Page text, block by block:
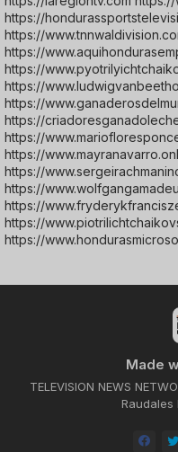
https://
https://
https://
https://
https://
https://
https://
https://
https://
https://
https://
https://
https://
https://
Made
TELEVISION NEWS
Raudales